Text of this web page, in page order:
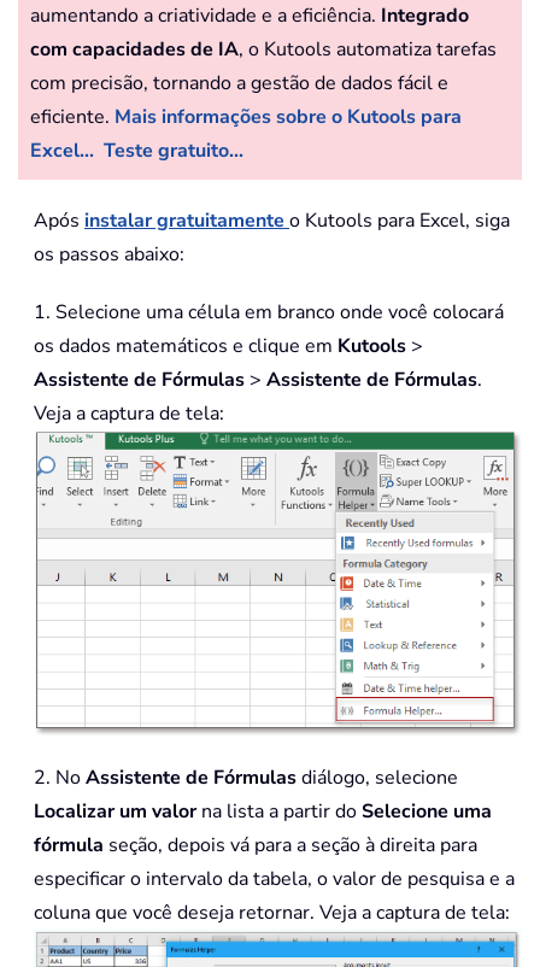
aumentando a criatividade e a eficiência. Integrado
com capacidades de IA, o Kutools automatiza tarefas
com precisão, tornando a gestão de dados fácil e
eficiente. Mais informações sobre o Kutools para
Excel... Teste gratuito...
Após instalar gratuitamente o Kutools para Excel, siga
os passos abaixo:
1. Selecione uma célula em branco onde você colocará
os dados matemáticos e clique em Kutools >
Assistente de Fórmulas > Assistente de Fórmulas.
Veja a captura de tela:
2. NoAssistente de Fórmulasdiálogo, selecione
Localizar um valorna lista a partir doSelecione uma
fórmula seção, depois vá para a seção à direita para
especificar o intervalo da tabela, o valor de pesquisa e a
coluna que você deseja retornar. Veja a captura de tela: